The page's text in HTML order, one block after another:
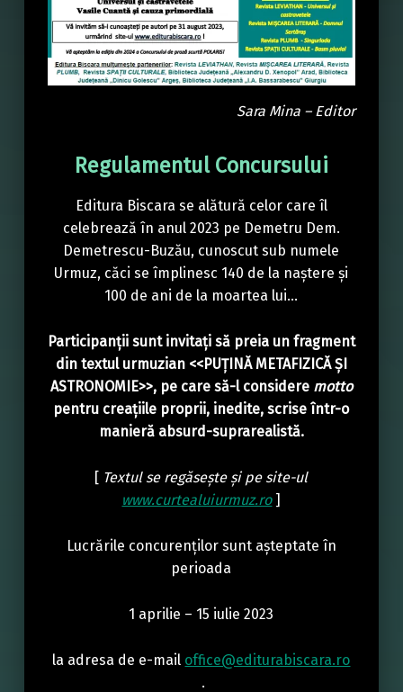
Sara Mina – Editor
Regulamentul Concursului
Editura Biscara se alătură celor care îl
celebrează în anul 2023 pe Demetru Dem.
Demetrescu-Buzău, cunoscut sub numele
Urmuz, căci se împlinesc 140 de la naștere și
100 de ani de la moartea lui…
Participanții sunt invitați să preia un fragment
din textul urmuzian <<PUȚINĂ METAFIZICĂ ȘI
ASTRONOMIE>>, pe care să-l considere motto
pentru creațiile proprii, inedite, scrise într-o
manieră absurd-suprarealistă.
[ Textul se regăsește și pe site-ul
www.curtealuiurmuz.ro]
Lucrările concurenților sunt așteptate în
perioada
1 aprilie – 15 iulie 2023
la adresa de e-mail office@editurabiscara.ro
.